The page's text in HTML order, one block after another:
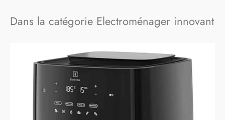
Dans la catégorie Electroménager innovant